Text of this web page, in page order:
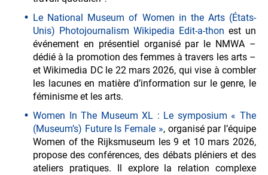
Le National Museum of Women in the Arts (États-
Unis) Photojournalism Wikipedia Edit-a-thon est un
événement en présentiel organisé par le NMWA –
dédié à la promotion des femmes à travers les arts –
et Wikimedia DC le 22 mars 2026, qui vise à combler
les lacunes en matière d’information sur le genre, le
féminisme et les arts.
Women In The Museum XL : Le symposium « The
(Museum’s) Future Is Female », organisé par l’équipe
Women of the Rijksmuseum les 9 et 10 mars 2026,
propose des conférences, des débats pléniers et des
ateliers pratiques. Il explore la relation complexe